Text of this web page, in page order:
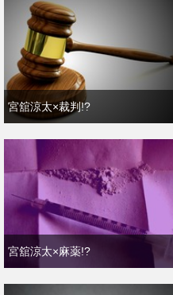
宮舘涼太×裁判!?
宮舘涼太×麻薬!?